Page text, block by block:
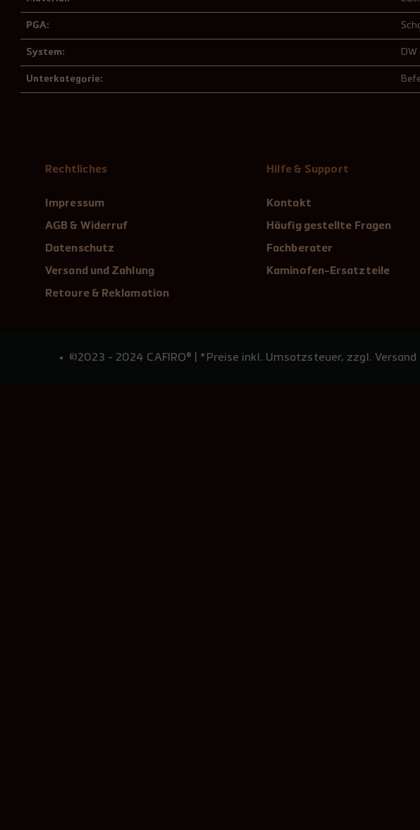
PGA:
System:
Unterkategorie:
Rechtliches
Impressum
AGB & Widerruf
Datenschutz
Versand und Zahlung
Retoure & Reklamation
Hilfe & Support
Kontakt
Häufig gestellte Fragen
Fachberater
Kaminofen-Ersatzteile
©2023 - 2024 CAFIRO® | *Preise inkl. Umsatzsteuer, zzgl. Versand